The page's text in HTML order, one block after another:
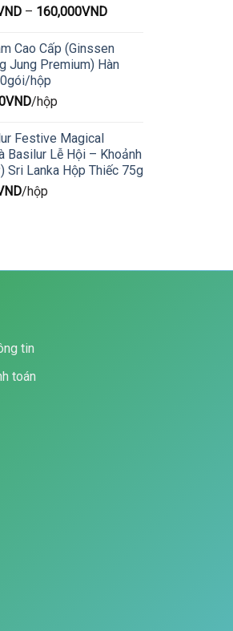
– 160,000VND
Cao Cấp (Ginssen
Jung Premium) Hàn
hộp
VND/hộp
Festive Magical
Basilur Lễ Hội – Khoảnh
Sri Lanka Hộp Thiếc 75g
/hộp
tin
toán